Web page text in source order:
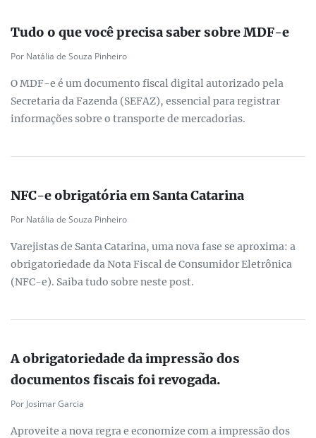
Tudo o que você precisa saber sobre MDF-e
Por Natália de Souza Pinheiro
O MDF-e é um documento fiscal digital autorizado pela
Secretaria da Fazenda (SEFAZ), essencial para registrar
informações sobre o transporte de mercadorias.
NFC-e obrigatória em Santa Catarina
Por Natália de Souza Pinheiro
Varejistas de Santa Catarina, uma nova fase se aproxima: a
obrigatoriedade da Nota Fiscal de Consumidor Eletrônica
(NFC-e). Saiba tudo sobre neste post.
A obrigatoriedade da impressão dos
documentos fiscais foi revogada.
Por Josimar Garcia
Aproveite a nova regra e economize com a impressão dos